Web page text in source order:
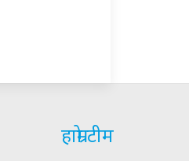
हाम्रो टीम